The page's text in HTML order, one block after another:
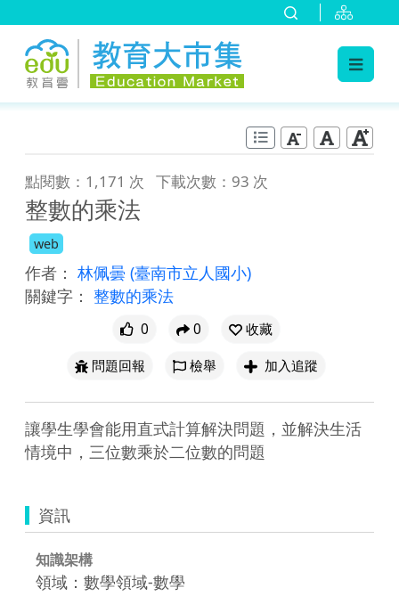
點閱數：1,171 次 下載次數：93 次
整數的乘法
web
作者： 林佩曇 (臺南市立人國小)
關鍵字： 整數的乘法
0 0
收藏
問題回報
檢舉 加入追蹤
讓學生學會能用直式計算解決問題，並解決生活
情境中，三位數乘於二位數的問題
資訊
知識架構
領域：數學領域-數學